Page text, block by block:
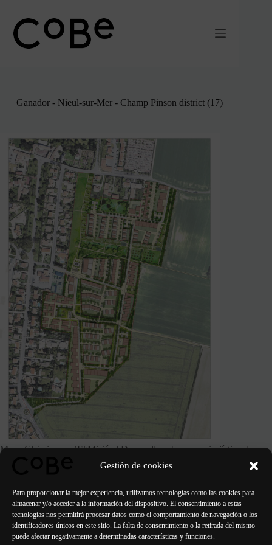
Gestión de cookies
Para proporcionar la mejor experiencia, utilizamos tecnologías como las cookies para
almacenar y/o acceder a la información del dispositivo. El consentimiento a estas
tecnologías nos permitirá procesar datos como el comportamiento de navegación o los
identificadores únicos en este sitio. La falta de consentimiento o la retirada del mismo
puede afectar negativamente a determinadas características y funciones.
contenido
Ganador - Nieul-sur-Mer - Champ Pinson district (17)
Moa | Clairsienne, 3F//Misión | Desarrollo urbano y paisajístico de
12,6 ha en una zona periurbana//Contratista Agence Trouillot Hermel
//Programa | Desarrollo de 400 viviendas unifamiliares e
ANTERIOR SIGUIENTE